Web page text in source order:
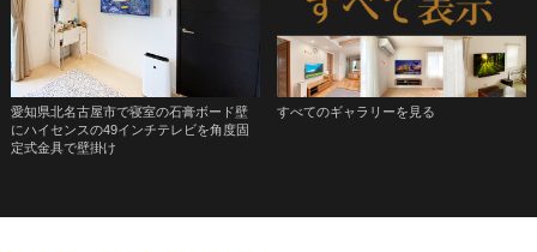
愛知県北名古屋市で寝室の石膏ボード壁
にハイセンスの49インチテレビを角度固
定式金具で壁掛け
すべてのギャラリーを見る